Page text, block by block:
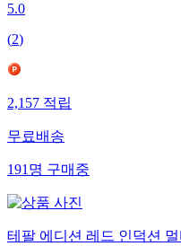
5.0
(2)
2,157 적립
무료배송
191 명 구매중
테팔 에디션 레드 인덕션